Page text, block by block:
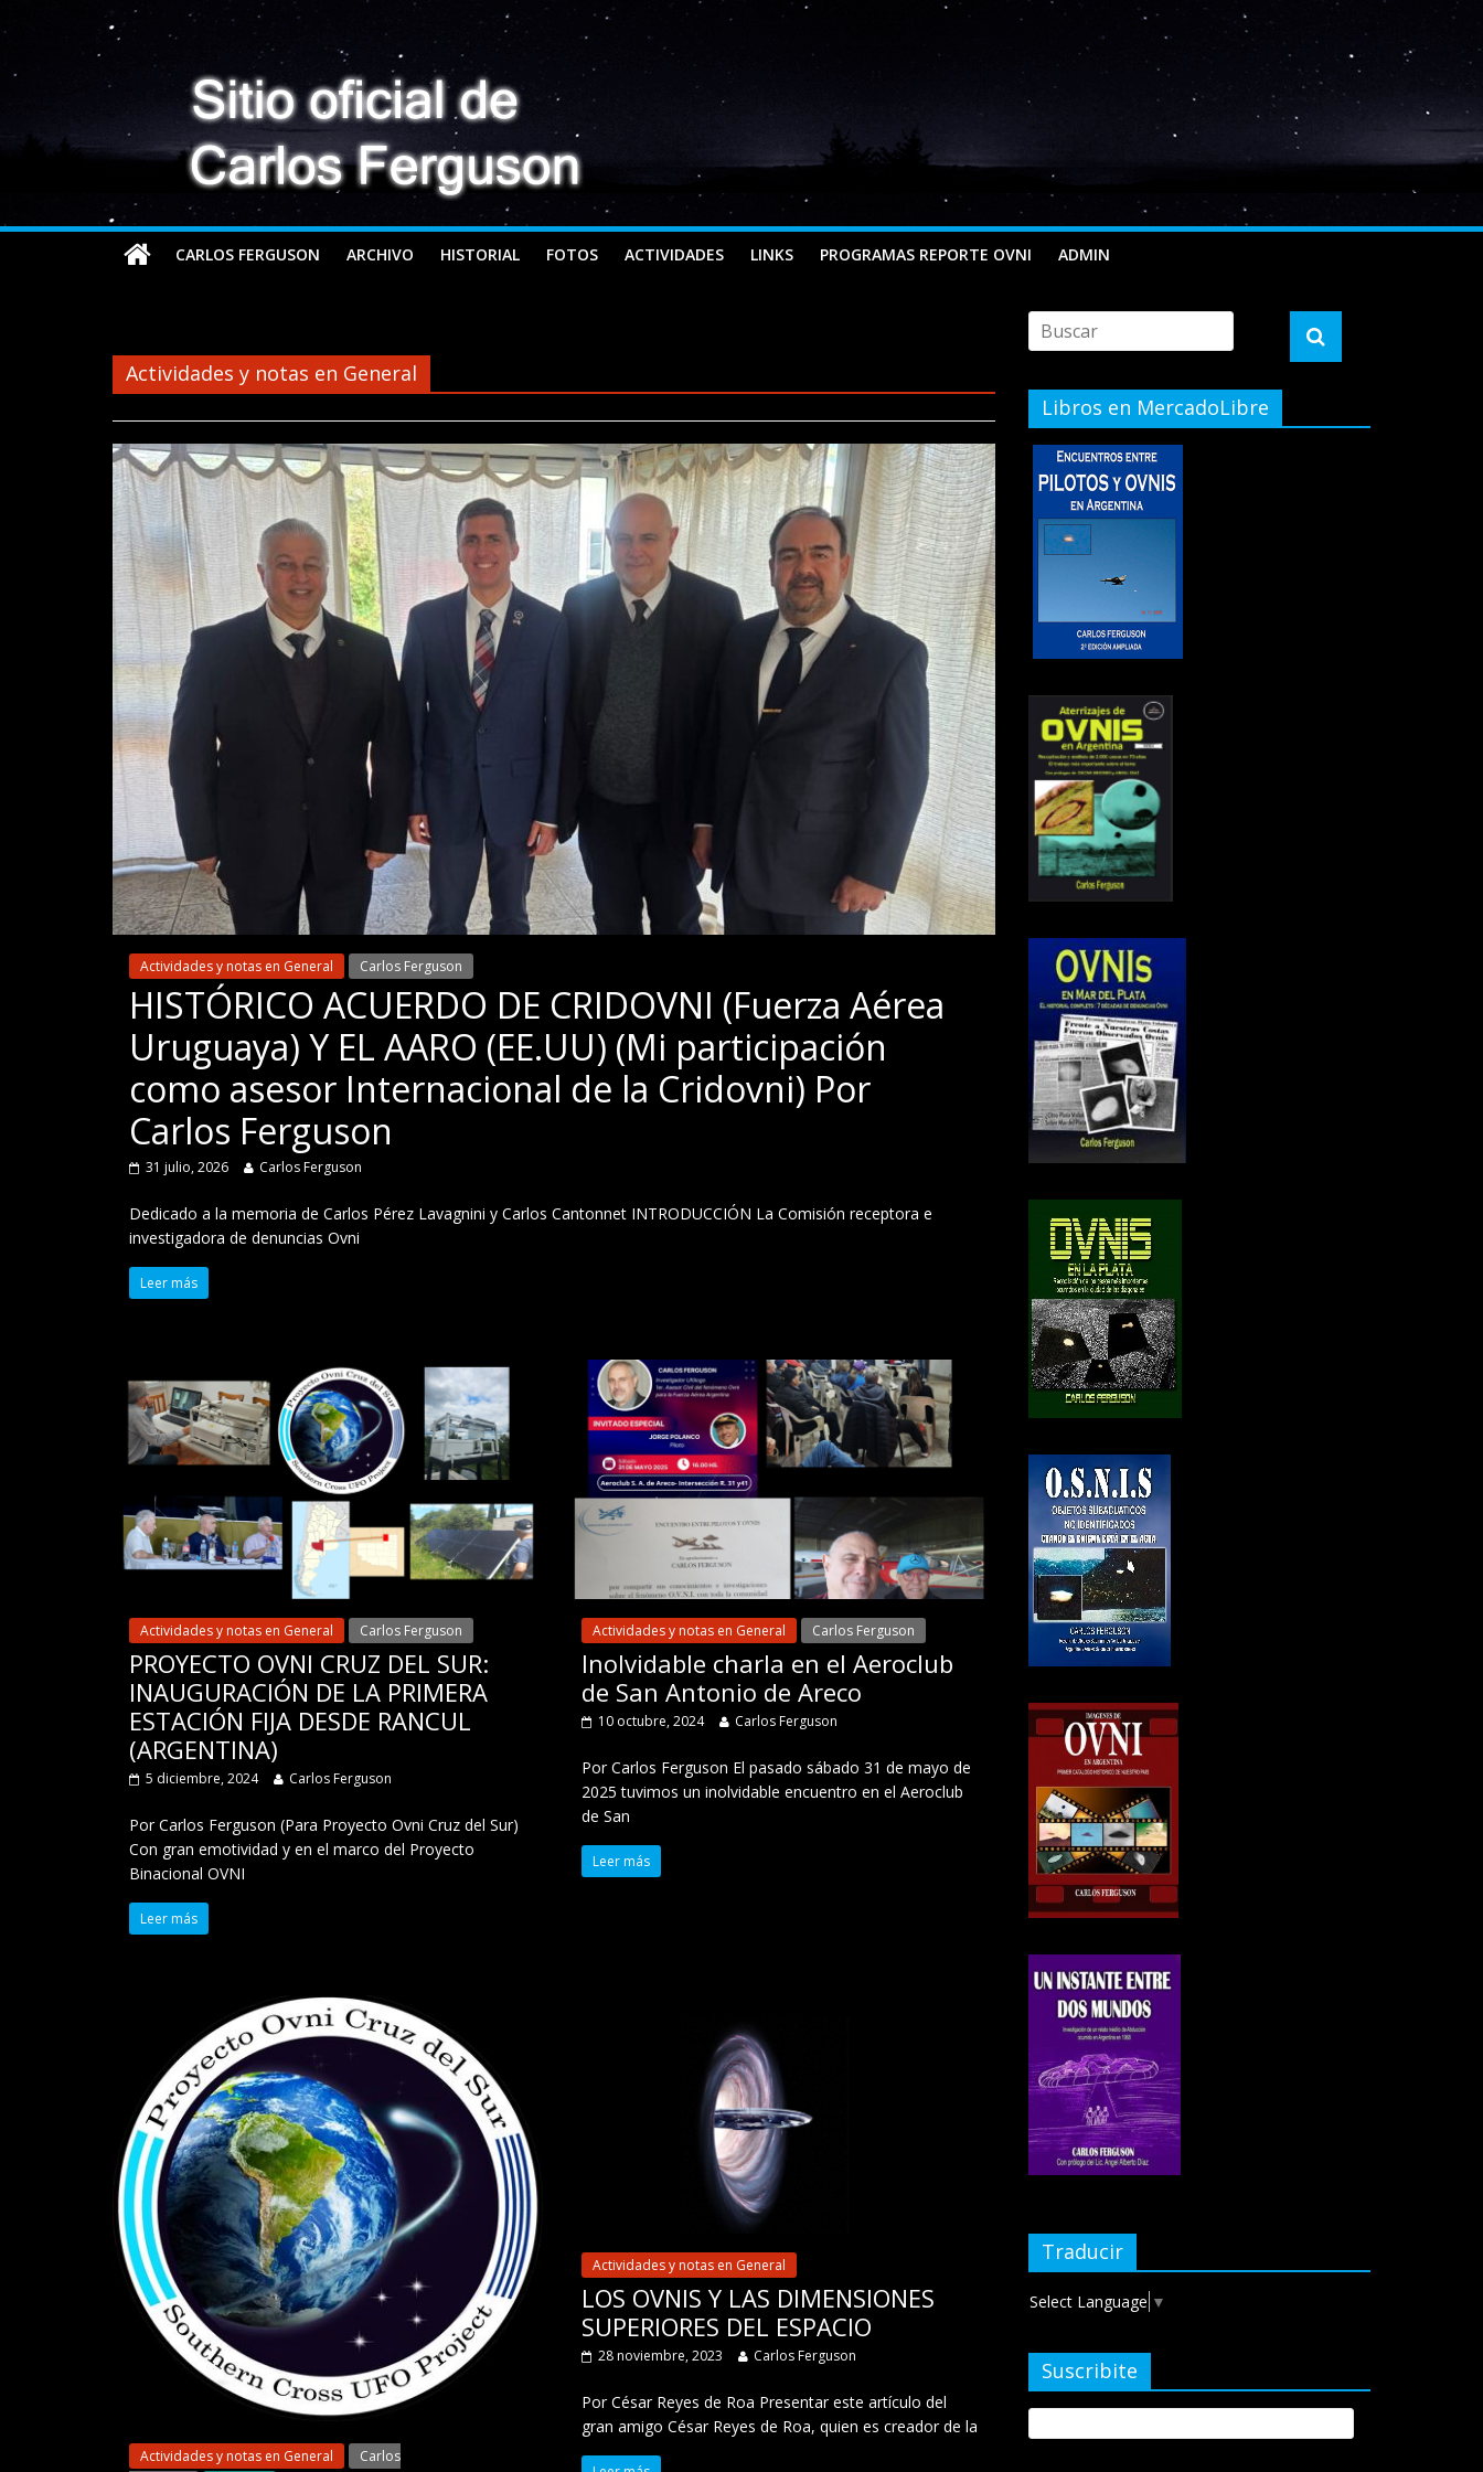
CARLOS FERGUSON ARCHIVO HISTORIAL FOTOS ACTIVIDADES LINKS PROGRAMAS REPORTE OVNI ADMIN
Actividades y notas en General
Actividades y notas en General Carlos Ferguson
HISTÓRICO ACUERDO DE CRIDOVNI (Fuerza Aérea
Uruguaya) Y EL AARO (EE.UU) (Mi participación
como asesor Internacional de la Cridovni) Por
Carlos Ferguson
31 julio, 2026 Carlos Ferguson
Dedicado a la memoria de Carlos Pérez Lavagnini y Carlos Cantonnet INTRODUCCIÓN La Comisión receptora e
investigadora de denuncias Ovni
Leer más
Actividades y notas en General Carlos Ferguson
PROYECTO OVNI CRUZ DEL SUR:
INAUGURACIÓN DE LA PRIMERA
ESTACIÓN FIJA DESDE RANCUL
(ARGENTINA)
5 diciembre, 2024 Carlos Ferguson
Por Carlos Ferguson (Para Proyecto Ovni Cruz del Sur)
Con gran emotividad y en el marco del Proyecto
Binacional OVNI
Leer más
Actividades y notas en General Carlos Ferguson
Inolvidable charla en el Aeroclub
de San Antonio de Areco
10 octubre, 2024 Carlos Ferguson
Por Carlos Ferguson El pasado sábado 31 de mayo de
2025 tuvimos un inolvidable encuentro en el Aeroclub
de San
Leer más
Actividades y notas en General
Carlos
Actividades y notas en General
LOS OVNIS Y LAS DIMENSIONES
SUPERIORES DEL ESPACIO
28 noviembre, 2023 Carlos Ferguson
Por César Reyes de Roa Presentar este artículo del
gran amigo César Reyes de Roa, quien es creador de la
Libros en MercadoLibre
Traducir
Select Language ▼
Suscribite